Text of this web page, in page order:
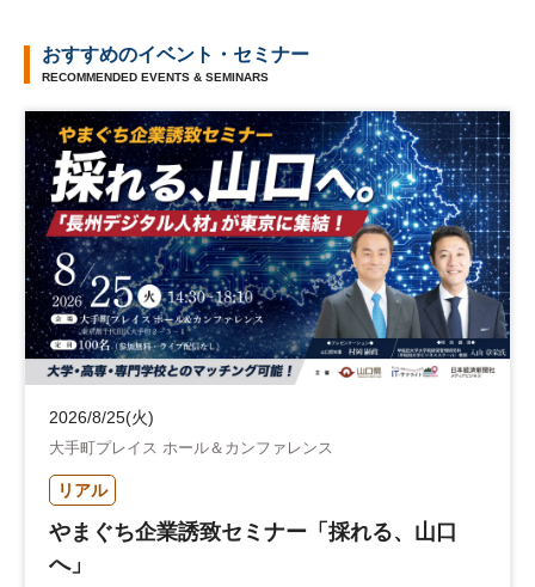
おすすめのイベント・セミナー
RECOMMENDED EVENTS & SEMINARS
2026/8/25(火)
大手町プレイス ホール＆カンファレンス
リアル
やまぐち企業誘致セミナー「採れる、山口
へ」